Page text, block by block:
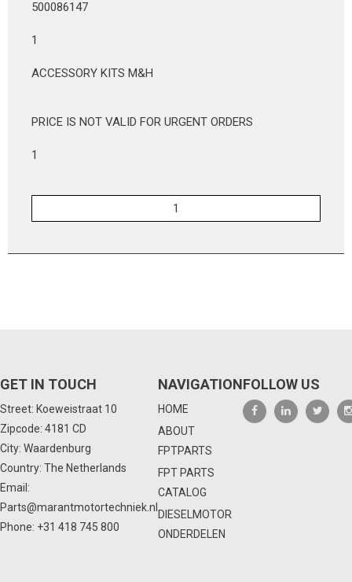
500086147
1
ACCESSORY KITS M&H
PRICE IS NOT VALID FOR URGENT ORDERS
1
GET IN TOUCH
Street: Koeweistraat 10
Zipcode: 4181 CD
City: Waardenburg
Country: The Netherlands
Email:
Parts@marantmotortechniek.nl
Phone: +31 418 745 800
NAVIGATION
HOME
ABOUT
FPTPARTS
FPT PARTS
CATALOG
DIESELMOTOR
ONDERDELEN
FOLLOW US